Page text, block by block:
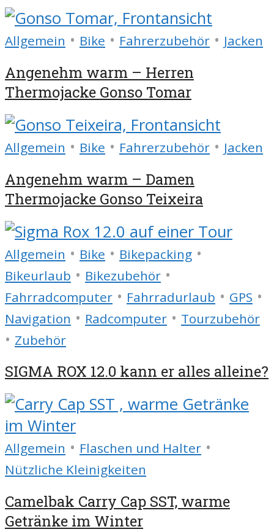
Allgemein • Bike • Fahrerzubehör • Jacken
Angenehm warm – Herren
Thermojacke Gonso Tomar
Allgemein • Bike • Fahrerzubehör • Jacken
Angenehm warm – Damen
Thermojacke Gonso Teixeira
Allgemein • Bike • Bikepacking •
Bikeurlaub • Bikezubehör •
Fahrradcomputer • Fahrradurlaub • GPS •
Navigation • Radcomputer • Tourzubehör
• Zubehör
SIGMA ROX 12.0 kann er alles alleine?
Allgemein • Flaschen und Halter •
Nützliche Kleinigkeiten
Camelbak Carry Cap SST, warme
Getränke im Winter